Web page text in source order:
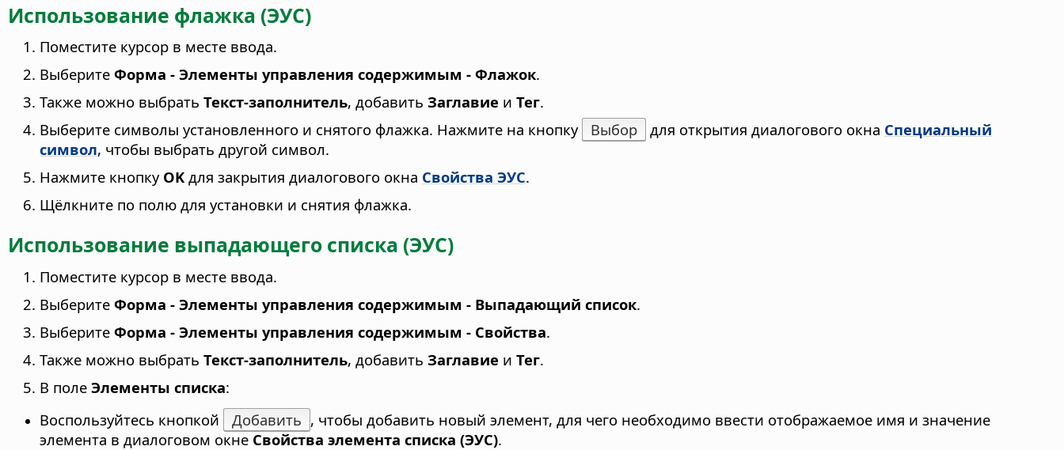
Использование флажка (ЭУС)
Поместите курсор в месте ввода.
Выберите Форма - Элементы управления содержимым - Флажок.
Также можно выбрать Текст-заполнитель, добавить Заглавие и Тег.
Выберите символы установленного и снятого флажка. Нажмите на кнопку
Выбор для открытия диалогового окна Специальный
символ, чтобы выбрать другой символ.
Нажмите кнопку OK для закрытия диалогового окна Свойства ЭУС.
Щёлкните по полю для установки и снятия флажка.
Использование выпадающего списка (ЭУС)
Поместите курсор в месте ввода.
Выберите Форма - Элементы управления содержимым - Выпадающий список.
Выберите Форма - Элементы управления содержимым - Свойства.
Также можно выбрать Текст-заполнитель, добавить Заглавие и Тег.
В поле Элементы списка:
Воспользуйтесь кнопкой
Добавить , чтобы добавить новый элемент, для чего необходимо ввести отображаемое имя и значение
элемента в диалоговом окне Свойства элемента списка (ЭУС).